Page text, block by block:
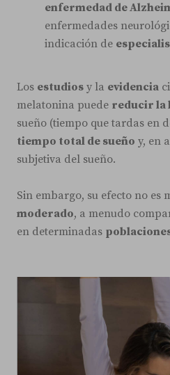
enfermedad de
enfermedades
indicación de
Los estudios y la evidencia
melatonina puede reducir la
sueño (tiempo que tardas en
tiempo total de sueño y, en
subjetiva del sueño.
Sin embargo, su efecto no es
moderado, a menudo
en determinadas